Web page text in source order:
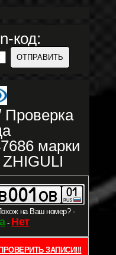
код:
марки
на Ваш номер? -
- Нет
ЗАПИСИ!!!